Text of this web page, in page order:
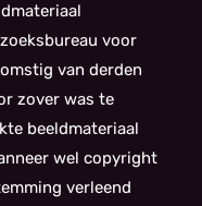
voor
van derden
zover was te
beeldmateriaal
wel copyright
verleend